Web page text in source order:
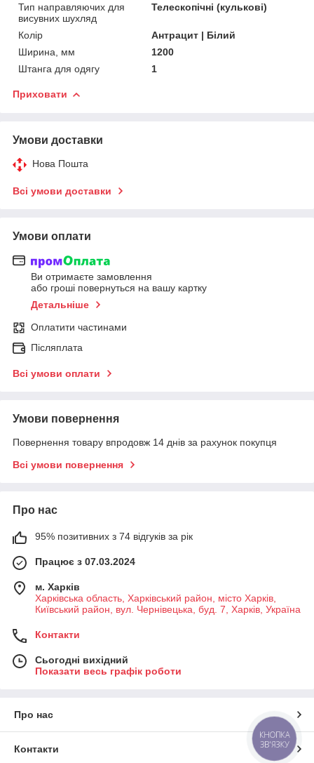
Тип направляючих для
висувних шухляд
Телескопічні (кулькові)
Колір
Антрацит | Білий
Ширина, мм
1200
Штанга для одягу
1
Приховати
Умови доставки
Нова Пошта
Всі умови доставки
Умови оплати
Ви отримаєте замовлення
або гроші повернуться на вашу картку
Детальніше
Оплатити частинами
Післяплата
Всі умови оплати
Умови повернення
Повернення товару впродовж 14 днів за рахунок покупця
Всі умови повернення
Про нас
95% позитивних з 74 відгуків за рік
Працює з 07.03.2024
м. Харків
Харківська область, Харківський район, місто Харків,
Київський район, вул. Чернівецька, буд. 7, Харків, Україна
Контакти
Сьогодні вихідний
Показати весь графік роботи
Про нас
Контакти
КНОПКА
ЗВ'ЯЗКУ